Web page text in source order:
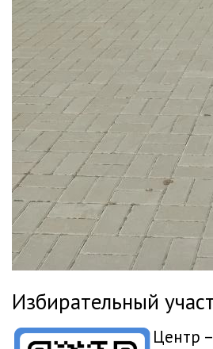
Избирательный
Центр